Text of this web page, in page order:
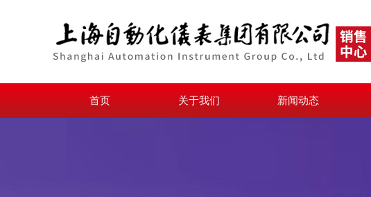
首页 关于我们 新闻动态